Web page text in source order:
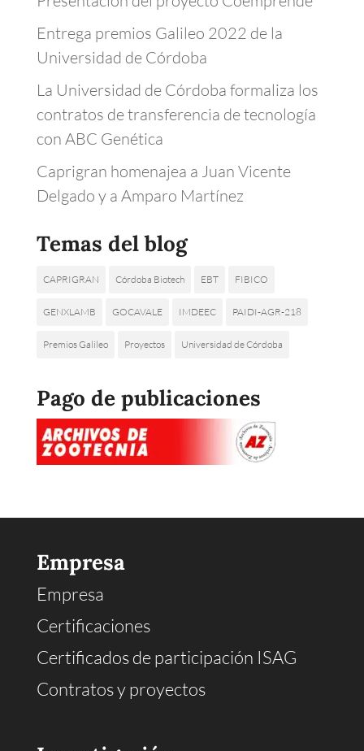
Entrega premios Galileo 2022 de la
Universidad de Córdoba
La Universidad de Córdoba formaliza los
contratos de transferencia de tecnología
con ABC Genética
Caprigran homenajea a Juan Vicente
Delgado y a Amparo Martínez
Temas del blog
CAPRIGRAN Córdoba Biotech EBT FIBICO
GENXLAMB GOCAVALE IMDEEC PAIDI-AGR-218
Premios Galileo Proyectos Universidad de Córdoba
Pago de publicaciones
Empresa
Empresa
Certificaciones
Certificados de participación ISAG
Contratos y proyectos